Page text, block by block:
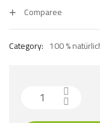
Comparee
Category: 100 %